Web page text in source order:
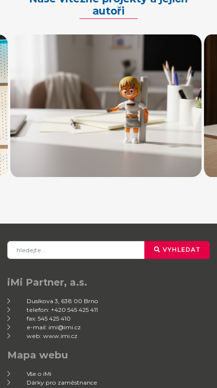
autoři
VYHLEDAT
iMi Partner, a.s.
Dusíkova 3, 638 00 Brno
telefon: +420 545 425 411
fax: 545 425 410
e-mail: imi@imi.cz
web: www.imi.cz
Mapa webu
Vše o iMi
Dárky pro zaměstnance